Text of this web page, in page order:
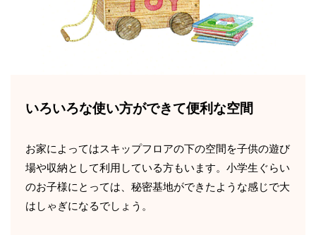
いろいろな使い方ができて便利な空間
お家によってはスキップフロアの下の空間を子供の遊び
場や収納として利用している方もいます。小学生ぐらい
のお子様にとっては、秘密基地ができたような感じで大
はしゃぎになるでしょう。